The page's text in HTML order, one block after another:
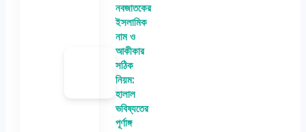
নবজাতকের
ইসলামিক
নাম ও
আকীকার
সঠিক
নিয়ম:
হালাল
ভবিষ্যতের
পূর্ণাঙ্গ